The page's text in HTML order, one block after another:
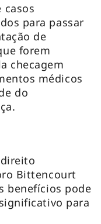
casos
para passar
de
forem
checagem
médicos
do
Bittencourt
benefícios pode
para